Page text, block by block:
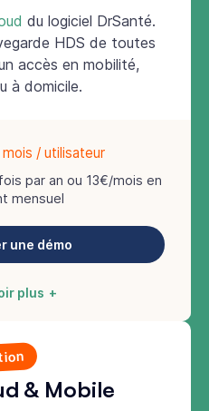
du logiciel DrSanté.
HDS de toutes
accès en mobilité,
à domicile.
/ utilisateur
par an ou 13€/mois en
mensuel
une démo
plus
& Mobile